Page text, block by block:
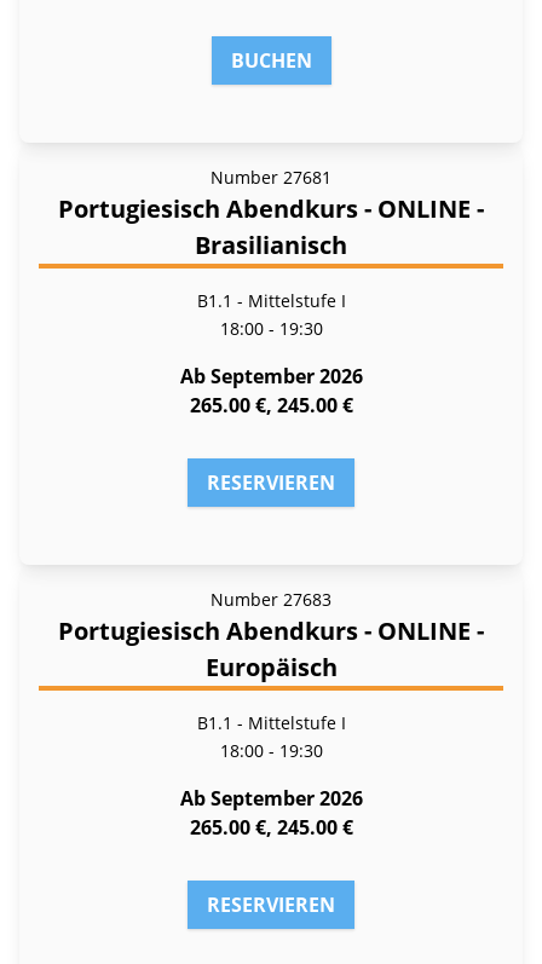
BUCHEN
Number 27681
Portugiesisch Abendkurs - ONLINE -
Brasilianisch
B1.1 - Mittelstufe I
18:00 - 19:30
Ab September 2026
265.00 €, 245.00 €
RESERVIEREN
Number 27683
Portugiesisch Abendkurs - ONLINE -
Europäisch
B1.1 - Mittelstufe I
18:00 - 19:30
Ab September 2026
265.00 €, 245.00 €
RESERVIEREN